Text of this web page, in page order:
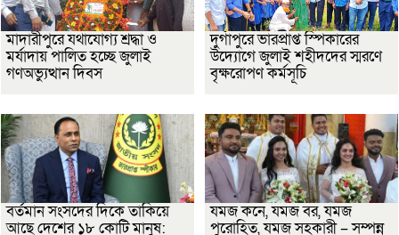
মাদারীপুরে যথাযোগ্য শ্রদ্ধা ও
মর্যাদায় পালিত হচ্ছে জুলাই
গণঅভ্যুত্থান দিবস
দুর্গাপুরে ভারপ্রাপ্ত স্পিকারের
উদ্যোগে জুলাই শহীদদের স্মরণে
বৃক্ষরোপণ কর্মসূচি
বর্তমান সংসদের দিকে তাকিয়ে
আছে দেশের ১৮ কোটি মানুষ:
যমজ কনে, যমজ বর, যমজ
পুরোহিত, যমজ সহকারী – সম্পন্ন